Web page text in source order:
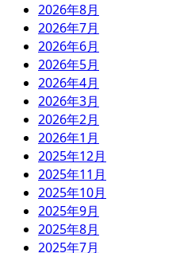
2026年8月
2026年7月
2026年6月
2026年5月
2026年4月
2026年3月
2026年2月
2026年1月
2025年12月
2025年11月
2025年10月
2025年9月
2025年8月
2025年7月